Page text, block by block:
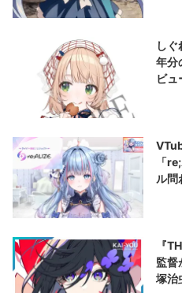
し
年分
ビュ
「
ル問
『
監督
塚治